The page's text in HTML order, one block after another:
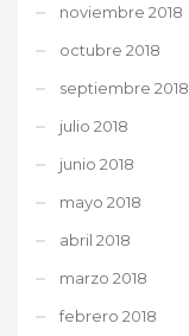
noviembre 2018
octubre 2018
septiembre 2018
julio 2018
junio 2018
mayo 2018
abril 2018
marzo 2018
febrero 2018